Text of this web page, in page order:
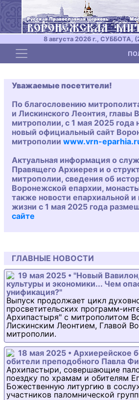
8 августа 2026 г., СУББОТА,
Toggle navigation
Уважаемые посетители!
По благословению
и Лискинского Леонтия, главы
митрополии, с 1 мая 2025 года
новый официальный сайт
митрополии www.vrn-
Актуальная информация о
Правящего Архиерея и о
митрополии, сведения об
Воронежской епархии,
также новости епархиальной и
жизни с 1 мая 2025 года
сайте
ГЛАВНЫЕ НОВОСТИ
19 мая 2025 • "Новый
культуры и экономики... Чем
унификация?"
Выпуск продолжает цикл
просветительских программ-
Архипастыря" с митрополитом
Лискинским Леонтием, Главой
митрополии.
18 мая 2025 • Архиерейское
обители преподобного Павла
Архипастыри, совершающие
поездку по храмам и обителям
Божественную литургию в
участников паломнической